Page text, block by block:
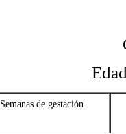
Semanas de gestación